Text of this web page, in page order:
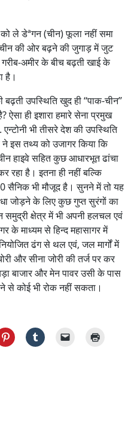
ले डेªगन (चीन) फूला नहीं समा
की ओर बढ़ने की जुगाड़ में जुट
अमीर के बीच बढ़ती खाई के
है।
उपस्थिति खुद ही ‘‘पाक-चीन’’
ही इशारा हमारे सेना प्रमुख
भी तीसरे देश की उपस्थिति
इस तथ्य को उजागर किया कि
हाइवे सहित कुछ आधारभूत ढांचा
रहा है। इतना ही नहीं बल्कि
सैनिक भी मौजूद है। सुनने में तो यह
जोड़ने के लिए कुछ गुप्त सुरंगों का
समुद्री क्षेत्र में भी अपनी हलचल एवं
के माध्यम से हिन्द महासागर में
ढंग से थल एवं‚ जल मार्गों में
और सीना जोरी की तर्ज पर कर
बाजार और मेन पावर उसी के पास
कोई भी रोक नहीं सकता।